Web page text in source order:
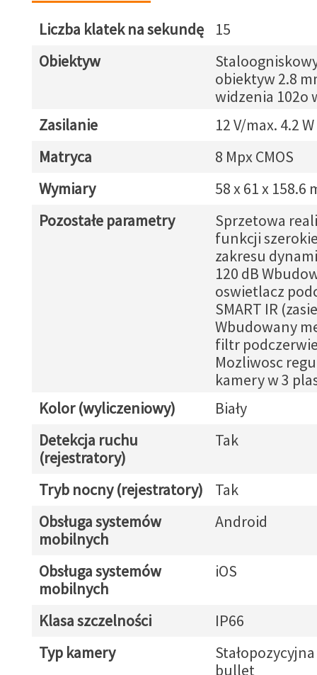
Liczba klatek na sekundę
15
Obiektyw
obiektyw 2.8
widzenia 102o
Zasilanie
12 V/max. 4.2 W
Matryca
8 Mpx CMOS
Wymiary
58 x 61 x 158.6
Pozostałe parametry
Sprzetowa
funkcji
zakresu
120 dB
oswietlacz
SMART IR
Wbudowany
filtr
Mozliwosc
kamery w 3
Kolor (wyliczeniowy)
Biały
Detekcja ruchu
(rejestratory)
Tak
Tryb nocny (rejestratory)
Tak
Obsługa systemów
mobilnych
Android
Obsługa systemów
mobilnych
iOS
Klasa szczelności
IP66
Typ kamery
bullet